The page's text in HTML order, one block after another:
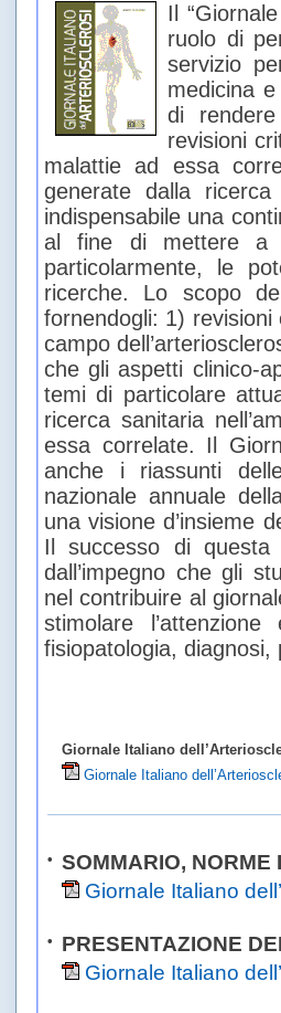
Il
ruolo di
servizio
medicina
di
revisioni
malattie ad essa
generate dalla
indispensabile una
al fine di mettere a
particolarmente, le
ricerche. Lo scopo
fornendogli: 1)
campo
che gli aspetti clinico-
temi di particolare
ricerca sanitaria
essa correlate. Il
anche i riassunti
nazionale annuale
una visione d’insieme
Il successo di questa
dall’impegno che gli
nel contribuire al
stimolare
fisiopatologia, diagnosi,
Giornale Italiano
Giornale Italiano
• SOMMARIO, NORME
Giornale Italiano
•
PRESENTAZIONE
Giornale Italiano